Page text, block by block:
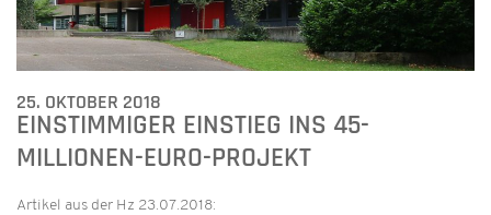
25. OKTOBER 2018
EINSTIMMIGER EINSTIEG INS 45-
MILLIONEN-EURO-PROJEKT
Artikel aus der Hz 23.07.2018: